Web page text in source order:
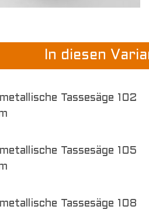
In diesen
Tassesäge 102
Tassesäge 105
Tassesäge 108